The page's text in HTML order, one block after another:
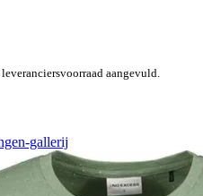
aangevuld.
gallerij